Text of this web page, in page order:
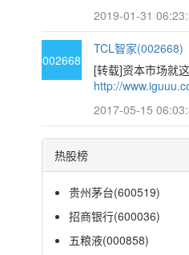
2019-01-31
002668
TCL智家(002668)
[转载]资本市场就
http://
2017-05-15
热股榜
贵州茅台(600519)
招商银行(600036)
五粮液(000858)